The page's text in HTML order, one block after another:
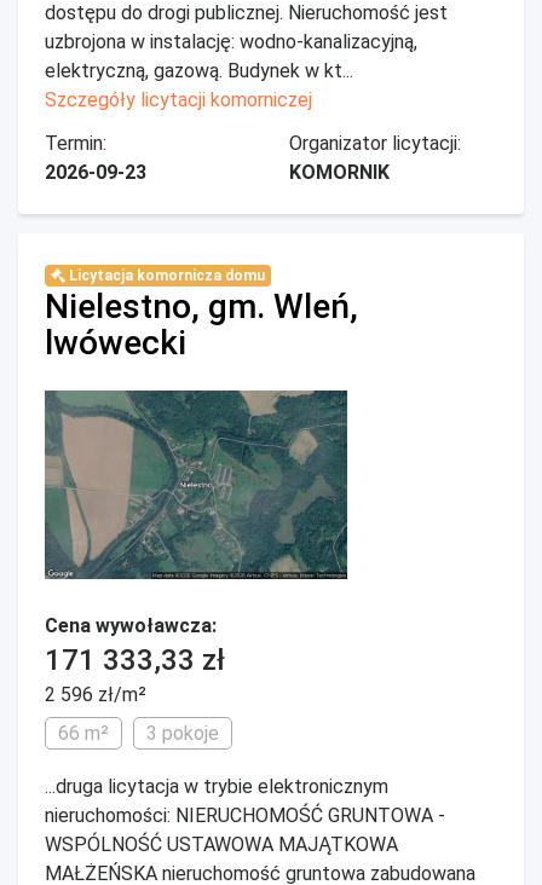
dostępu do drogi publicznej. Nieruchomość jest
uzbrojona w instalację: wodno-kanalizacyjną,
elektryczną, gazową. Budynek w kt...
Szczegóły licytacji komorniczej
Termin:
2026-09-23
Organizator licytacji:
KOMORNIK
Licytacja komornicza domu
Nielestno, gm. Wleń,
lwówecki
Cena wywoławcza:
171 333,33 zł
2 596 zł/m²
66 m²
3 pokoje
...druga licytacja w trybie elektronicznym
nieruchomości: NIERUCHOMOŚĆ GRUNTOWA -
WSPÓLNOŚĆ USTAWOWA MAJĄTKOWA
MAŁŻEŃSKA nieruchomość gruntowa zabudowana